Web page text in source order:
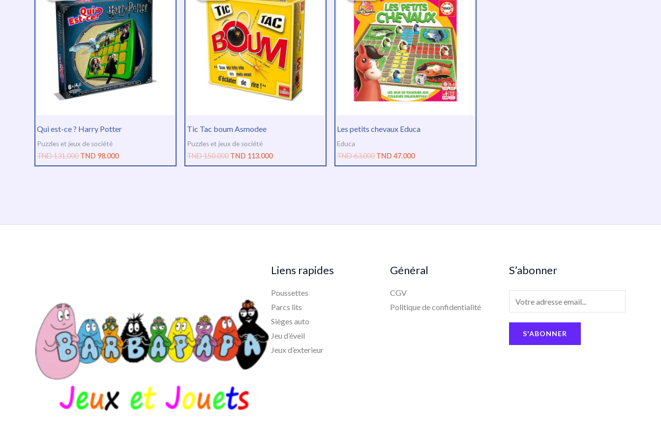
Qui est-ce ? Harry Potter
Puzzles et jeux de société
TND131.000
était :
TND
131.000.
TND 98.000
est :
TND
98.000.
Tic Tac boum Asmodee
Puzzles et jeux de société
TND150.000
était :
TND
150.000.
TND 113.000
est :
TND
113.000.
Les petits chevaux Educa
Educa
TND63.000
était :
TND
63.000.
TND 47.000
est :
TND
47.000.
Liens rapides
Poussettes
Parcs lits
Sièges auto
Jeu d’éveil
Jeux d’exterieur
Général
CGV
Politique de confidentialité
S’abonner
m
S'ABONNER